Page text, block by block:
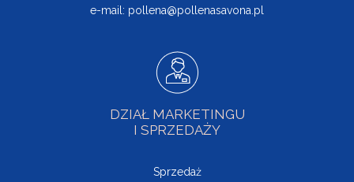
e-mail: pollena@pollenasavona.pl
DZIAŁ MARKETINGU
I SPRZEDAŻY
Sprzedaż